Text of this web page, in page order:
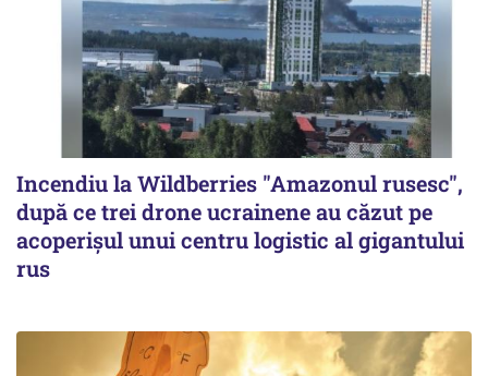
Incendiu la Wildberries "Amazonul rusesc",
după ce trei drone ucrainene au căzut pe
acoperişul unui centru logistic al gigantului
rus